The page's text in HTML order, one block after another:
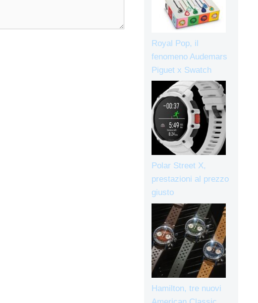
Royal Pop, il
fenomeno Audemars
Piguet x Swatch
Polar Street X,
prestazioni al prezzo
giusto
Hamilton, tre nuovi